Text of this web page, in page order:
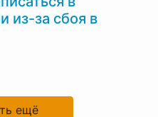
из-за сбоя в
ещё